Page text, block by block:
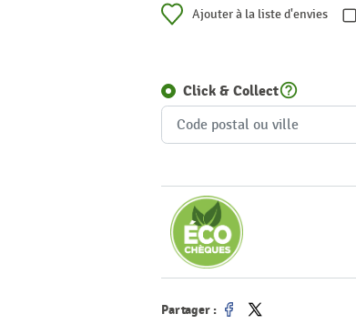
Ajouter à la liste d'envies
Click & Collecthelp_outline
Partager :